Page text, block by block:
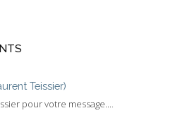
Teissier)
pour votre message....